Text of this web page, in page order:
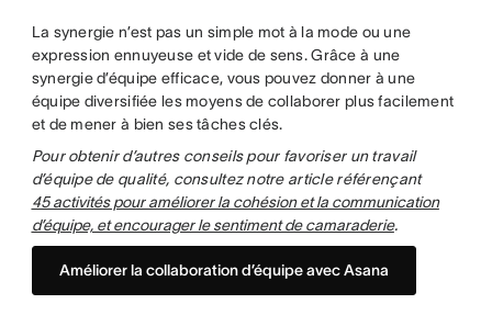
La synergie n’est pas un simple mot à la mode ou une
expression ennuyeuse et vide de sens. Grâce à une
synergie d’équipe efficace, vous pouvez donner à une
équipe diversifiée les moyens de collaborer plus facilement
et de mener à bien ses tâches clés.
Pour obtenir d’autres conseils pour favoriser un travail
d’équipe de qualité, consultez notre article référençant
45 activités pour améliorer la cohésion et la communication
d’équipe, et encourager le sentiment de camaraderie.
Améliorer la collaboration d’équipe avec Asana